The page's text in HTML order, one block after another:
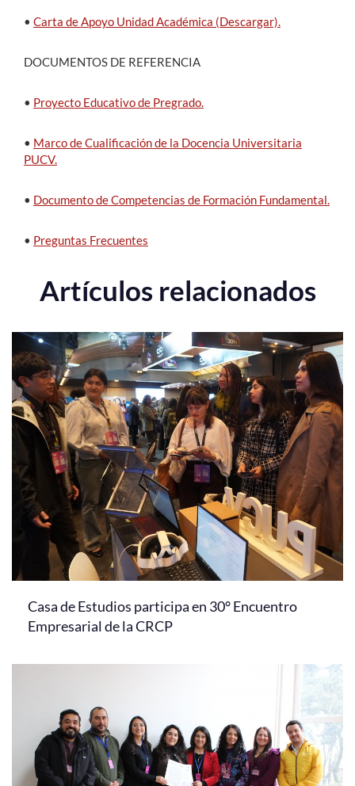
• Carta de Apoyo Unidad Académica (Descargar).
DOCUMENTOS DE REFERENCIA
• Proyecto Educativo de Pregrado.
• Marco de Cualificación de la Docencia Universitaria
PUCV.
• Documento de Competencias de Formación Fundamental.
• Preguntas Frecuentes
Artículos relacionados
Casa de Estudios participa en 30° Encuentro
Empresarial de la CRCP